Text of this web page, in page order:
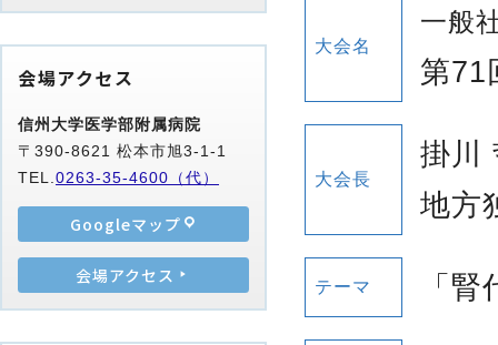
大会名
一般
第71
大会長
掛川
地方
テーマ 「
会場アクセス
信州大学医学部附属病院
〒390-8621 松本市旭3-1-1
TEL. 0263-35-4600（代）
Googleマップ
会場アクセス